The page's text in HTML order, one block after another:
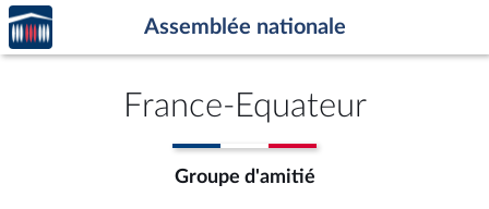
Aller au contenu
Aller en bas de la page
Accèder
à la
page
Assemblée nationale
France-Equateur
Groupe d'amitié